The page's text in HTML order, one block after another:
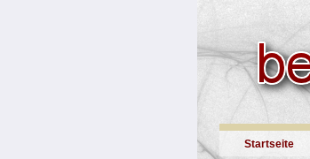
Startseite